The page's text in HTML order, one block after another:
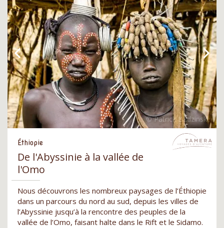
Éthiopie
De l'Abyssinie à la vallée de
l'Omo
Nous découvrons les nombreux paysages de l’Éthiopie
dans un parcours du nord au sud, depuis les villes de
l’Abyssinie jusqu’à la rencontre des peuples de la
vallée de l’Omo, faisant halte dans le Rift et le Sidamo.